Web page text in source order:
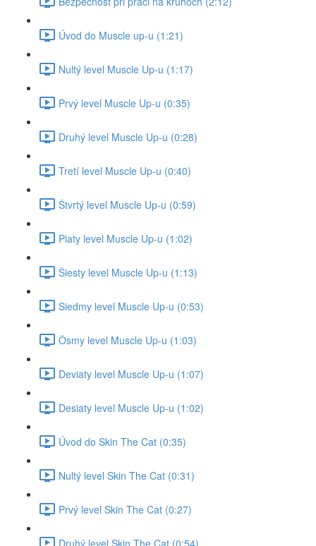
Úvod do Muscle up-u (1:21)
Nultý level Muscle Up-u (1:17)
Prvý level Muscle Up-u (0:35)
Druhý level Muscle Up-u (0:28)
Tretí level Muscle Up-u (0:40)
Štvrtý level Muscle Up-u (0:59)
Piaty level Muscle Up-u (1:02)
Šiesty level Muscle Up-u (1:13)
Siedmy level Muscle Up-u (0:53)
Ôsmy level Muscle Up-u (1:03)
Deviaty level Muscle Up-u (1:07)
Desiaty level Muscle Up-u (1:02)
Úvod do Skin The Cat (0:35)
Nultý level Skin The Cat (0:31)
Prvý level Skin The Cat (0:27)
Druhý level Skin The Cat (0:54)